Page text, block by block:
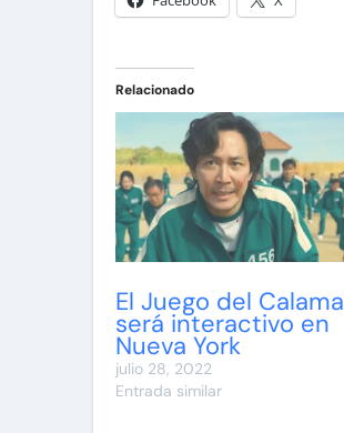
Relacionado
El Juego del
será interactivo en
Nueva York
julio 28, 2022
Entrada similar